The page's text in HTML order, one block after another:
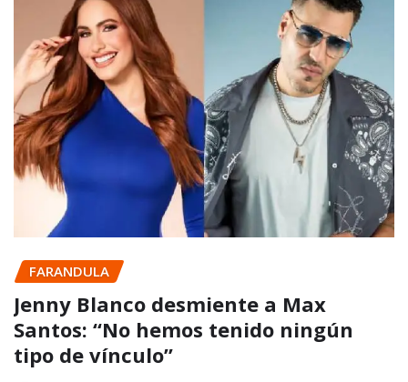
FARANDULA
Jenny Blanco desmiente a Max
Santos: “No hemos tenido ningún
tipo de vínculo”